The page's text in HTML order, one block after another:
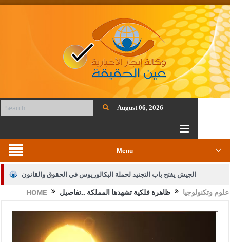
August 06, 2026
Menu
الجيش يفتح باب التجنيد لحملة البكالوريوس في الحقوق والقانون
بيان اجتماع عمّان:دعم الوصاية الهاشمية التاريخية على المقدسات
الإسلامية والمسيحية
HOME علوم وتكنولوجيا ظاهرة فلكية تشهدها المملكة ..تفاصيل